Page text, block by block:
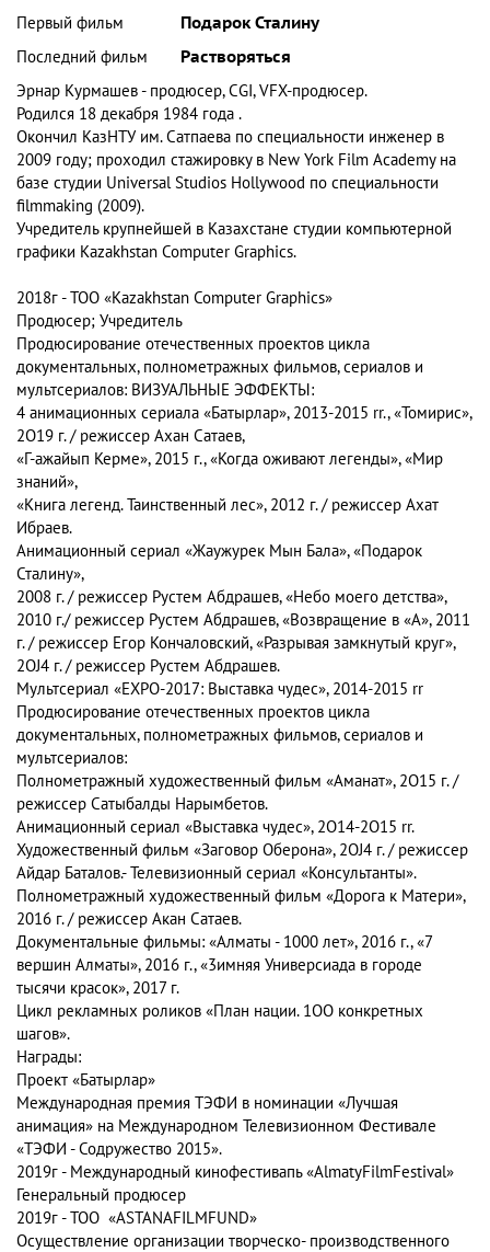
Первый фильм
Подарок Сталину
Последний фильм
Растворяться
Эрнар Курмашев- продюсер, CGI, VFX-продюсер.
Родился 18 декабря 1984 года .
Окончил КазНТУ им. Сатпаева по специальности инженер в
2009 году; проходил стажировку в New York Film Academy на
базе студии Universal Studios Hollywood по специальности
filmmaking (2009).
Учредитель крупнейшей в Казахстане студии компьютерной
графики Kazakhstan Computer Graphics.
2018г -TOO «Kazakhstan Computer Graphics»
Продюсер; Учредитель
Продюсирование отечественных проектов цикла
документальных, полнометражных фильмов, сериалов и
мультсериалов: ВИЗУАЛЬНЫЕ ЭФФЕКТЫ:
4 анимационных сериала «Батырлар», 2013-2015 rr., «Томирис»,
2O19 г. / режиссер Ахан Сатаев,
«Г-ажайып Керме», 2015 г., «Когда оживают легенды», «Мир
знаний»,
«Книга легенд. Таинственный лес», 2012 г. / режиссер Ахат
Ибраев.
Анимационный сериал «Жаужурек Мын Бала», «Подарок
Сталину»,
2008 г. / режиссер Рустем Абдрашев, «Небо моего детства»,
2010 г./ режиссер Рустем Абдрашев, «Возвращение в «А», 2011
г. / режиссер Eгop Кончаловский, «Разрывая замкнутый круг»,
2OJ4 г. / режиссер Рустем Абдрашев.
Мультсериал «ЕХРО-2017: Выставка чудес», 2014-2015 rr
Продюсирование отечественных проектов цикла
документальных, полнометражных фильмов, сериалов и
мультсериалов:
Полнометражный художественный фильм «Аманат», 2O15 г. /
режиссер Сатыбалды Нарымбетов.
Анимационный сериал «Выставка чудес», 2O14-2O15 rr.
Художественный фильм «Заговор Оберона», 2OJ4 г. / режиссер
Айдар Баталов.- Телевизионный сериал «Консультанты».
Полнометражный художественный фильм «Дорога к Матери»,
2016 г. / режиссер Акан Сатаев.
Документальные фильмы: «Алматы - 1000 лет», 2016 г., «7
вершин Алматы», 2016 г., «3имняя Универсиада в городе
тысячи красок», 2017 г.
Цикл рекламных роликов «План нации. 1ОО конкретных
шагов».
Награды:
Проект «Батырлар»
Международная премия ТЭФИ в номинации «Лучшая
анимация» на Международном Телевизионном Фестивале
«ТЭФИ - Содружество 2015».
2019г - Международный кинофестивапь «AlmatyFilmFestival»
Генеральный продюсер
2019г -TOO «ASTANAFILMFUND»
Осуществление организации творческо- производственного